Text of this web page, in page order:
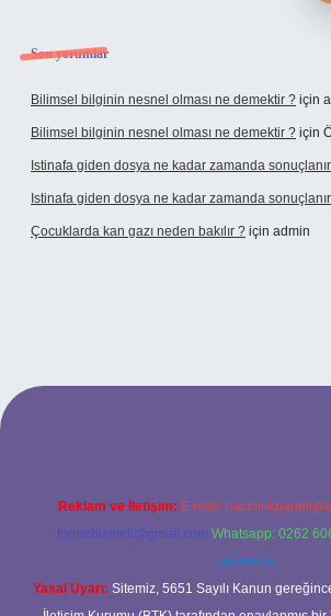
Son yorumlar
Bilimsel bilginin nesnel olması ne demektir ? için
Bilimsel bilginin nesnel olması ne demektir ? için
Istinafa giden dosya ne kadar zamanda
Istinafa giden dosya ne kadar zamanda
Çocuklarda kan gazı neden bakılır ? için admin
Reklam ve İletişim: E-mail:
forumhizmeti@gmail.com Whatsapp: 0262
@karabul
Yasal Uyarı: Sitemiz, 5651 Sayılı Kanun